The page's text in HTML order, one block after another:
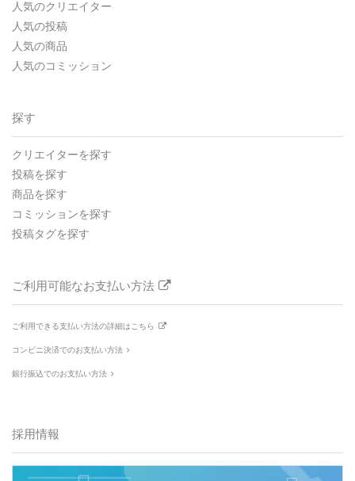
人気のクリエイター
人気の投稿
人気の商品
人気のコミッション
探す
クリエイターを探す
投稿を探す
商品を探す
コミッションを探す
投稿タグを探す
ご利用可能なお支払い方法
ご利用できる支払い方法の詳細はこちら
コンビニ決済でのお支払い方法
銀行振込でのお支払い方法
採用情報